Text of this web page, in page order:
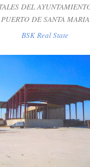
DEL
PUERTO DE SANTA MARIA
BSK Real State
CONSTRUCCIÓN PLANTA
EXPERIMENTAL PARA LA
DE
DE
ORGÁNICA